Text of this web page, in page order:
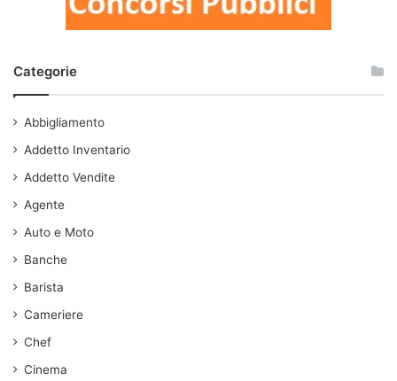
Categorie
Abbigliamento
Addetto Inventario
Addetto Vendite
Agente
Auto e Moto
Banche
Barista
Cameriere
Chef
Cinema